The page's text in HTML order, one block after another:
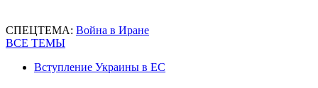
СПЕЦТЕМА: Война в Иране
ВСЕ ТЕМЫ
Вступление Украины в ЕС